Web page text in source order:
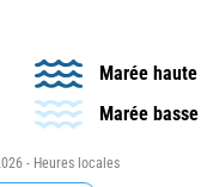
Marée haute
Marée basse
- Heures locales